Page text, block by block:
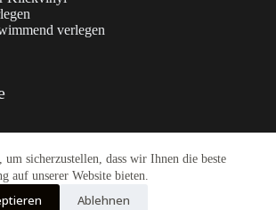
sicherzustellen, dass wir Ihnen die beste
auf unserer Website bieten.
Ablehnen
verlegen
im Überblick
Weg zu Fashion-WohnTrend.de lohnt